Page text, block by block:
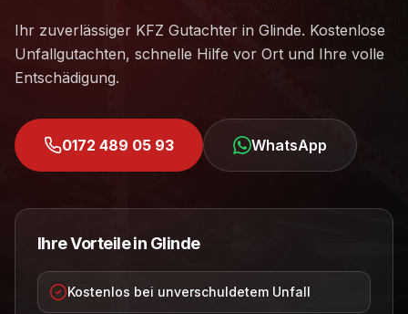
Ihr zuverlässiger KFZ Gutachter in Glinde. Kostenlose
Unfallgutachten, schnelle Hilfe vor Ort und Ihre volle
Entschädigung.
0172 489 05 93 WhatsApp
Ihre Vorteile in Glinde
Kostenlos bei unverschuldetem Unfall